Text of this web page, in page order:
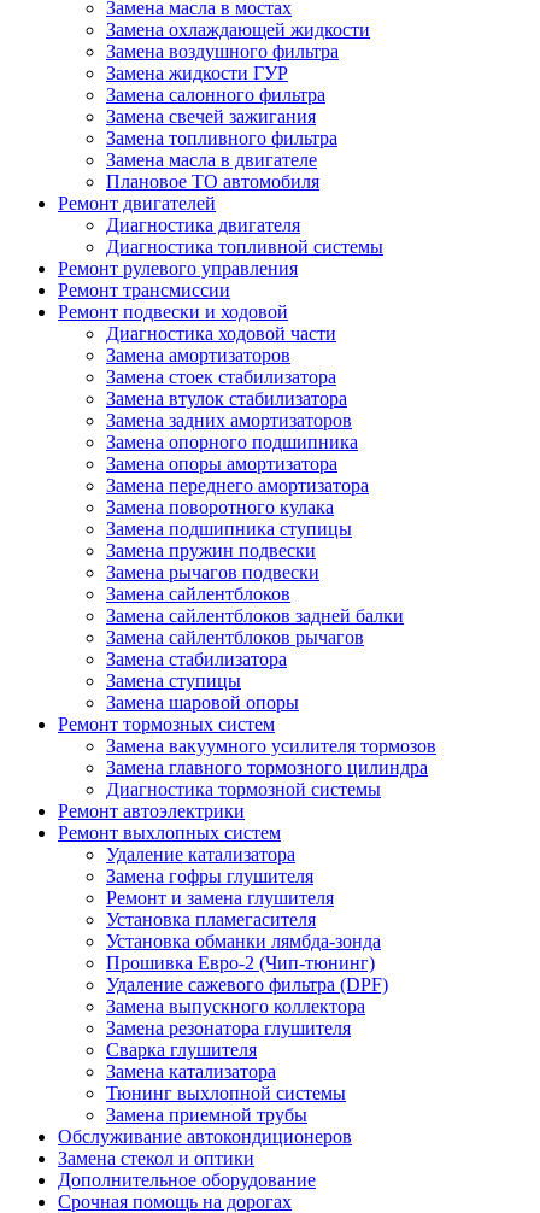
Замена масла в мостах
Замена охлаждающей жидкости
Замена воздушного фильтра
Замена жидкости ГУР
Замена салонного фильтра
Замена свечей зажигания
Замена топливного фильтра
Замена масла в двигателе
Плановое ТО автомобиля
Ремонт двигателей
Диагностика двигателя
Диагностика топливной системы
Ремонт рулевого управления
Ремонт трансмиссии
Ремонт подвески и ходовой
Диагностика ходовой части
Замена амортизаторов
Замена стоек стабилизатора
Замена втулок стабилизатора
Замена задних амортизаторов
Замена опорного подшипника
Замена опоры амортизатора
Замена переднего амортизатора
Замена поворотного кулака
Замена подшипника ступицы
Замена пружин подвески
Замена рычагов подвески
Замена сайлентблоков
Замена сайлентблоков задней балки
Замена сайлентблоков рычагов
Замена стабилизатора
Замена ступицы
Замена шаровой опоры
Ремонт тормозных систем
Замена вакуумного усилителя тормозов
Замена главного тормозного цилиндра
Диагностика тормозной системы
Ремонт автоэлектрики
Ремонт выхлопных систем
Удаление катализатора
Замена гофры глушителя
Ремонт и замена глушителя
Установка пламегасителя
Установка обманки лямбда-зонда
Прошивка Евро-2 (Чип-тюнинг)
Удаление сажевого фильтра (DPF)
Замена выпускного коллектора
Замена резонатора глушителя
Сварка глушителя
Замена катализатора
Тюнинг выхлопной системы
Замена приемной трубы
Обслуживание автокондиционеров
Замена стекол и оптики
Дополнительное оборудование
Срочная помощь на дорогах